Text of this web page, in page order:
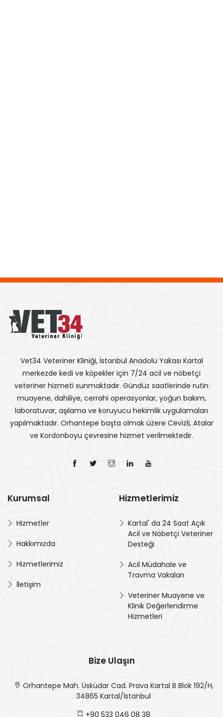
Vet34 Veteriner Kliniği, İstanbul Anadolu Yakası Kartal
merkezde kedi ve köpekler için 7/24 acil ve nöbetçi
veteriner hizmeti sunmaktadır. Gündüz saatlerinde rutin
muayene, dahiliye, cerrahi operasyonlar, yoğun bakım,
laboratuvar, aşılama ve koruyucu hekimlik uygulamaları
yapılmaktadır. Orhantepe başta olmak üzere Cevizli, Atalar
ve Kordonboyu çevresine hizmet verilmektedir.
Kurumsal
Hizmetler
Hakkımızda
Hizmetlerimiz
İletişim
Hizmetlerimiz
Kartal' da 24 Saat Açık
Acil ve Nöbetçi Veteriner
Desteği
Acil Müdahale ve
Travma Vakaları
Veteriner Muayene ve
Klinik Değerlendirme
Hizmetleri
Bize Ulaşın
Orhantepe Mah. Üsküdar Cad. Prava Kartal B Blok 192/H,
34865 Kartal/İstanbul
+90 533 046 08 38